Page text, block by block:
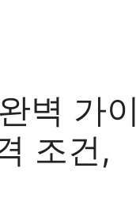
벽 가이
조건,